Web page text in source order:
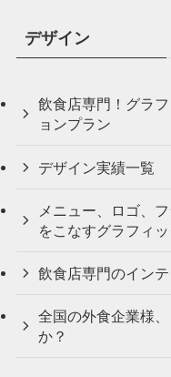
デザイン
飲食店専門！グラ
ョンプラン
デザイン実績一覧
メニュー、ロゴ、
をこなすグラフィ
飲食店専門のイン
全国の外食企業様
か？